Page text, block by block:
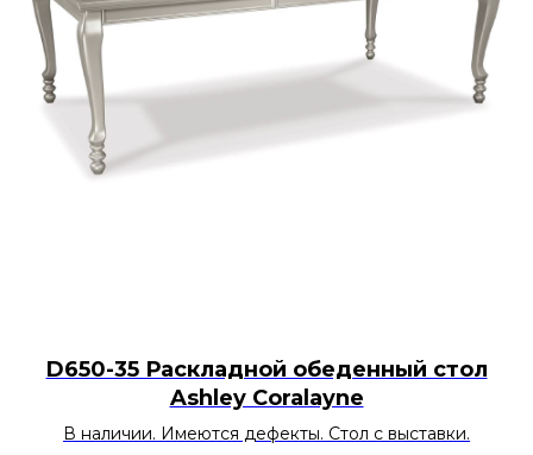
D650-35 Раскладной обеденный стол
Ashley Coralayne
В наличии. Имеются дефекты. Стол с выставки.